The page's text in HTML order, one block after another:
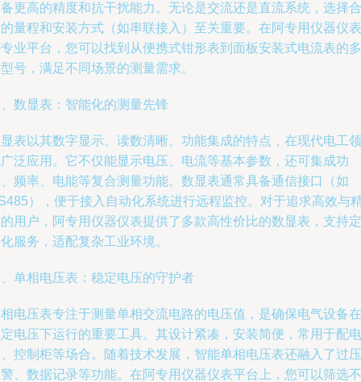
更高的精度和抗干扰能力。无论是交流还是直流系统，选择合
量程和安装方式（如串联接入）至关重要。在阿专用仪器仪表
业平台，您可以找到从便携式钳形表到面板安装式电流表的多
号，满足不同场景的测量需求。
数显表：智能化的测量先锋
表以其数字显示、读数清晰、功能集成的特点，在现代电工领
泛应用。它不仅能显示电压、电流等基本参数，还可集成功
频率、电能等复合测量功能。数显表通常具备通信接口（如
），便于接入自动化系统进行远程监控。对于追求高效与
用户，阿专用仪器仪表提供了多款高性价比的数显表，支持定
服务，适配复杂工业环境。
单相电压表：稳定电压的守护者
电压表专注于测量单相交流电路的电压值，是确保电气设备在
电压下运行的重要工具。其设计紧凑，安装简便，常用于配电
控制柜等场合。随着技术发展，智能单相电压表还融入了过压
、数据记录等功能。在阿专用仪器仪表平台上，您可以筛选不